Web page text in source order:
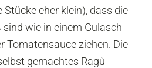
Stücke eher klein), dass die
wie in einem Gulasch
Tomatensauce ziehen. Die
gemachtes Ragù